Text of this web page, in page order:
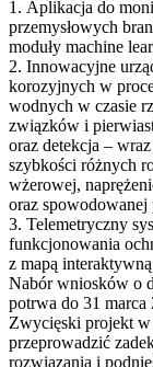
1. Aplikacja do
przemysłowych
moduły machine
2. Innowacyjne
korozyjnych w
wodnych w czasie
związków i
oraz detekcja –
szybkości różnych
wżerowej,
oraz
3. Telemetryczny
funkcjonowania
z mapą
Nabór wniosków o
potrwa do 31
Zwycięski projekt w
przeprowadzić
rozwiązania i